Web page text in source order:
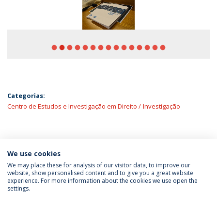
fiber_manual_record fiber_manual_record fiber_manual_record fiber_manual_record fiber_manual_record fiber_manual_record fiber_manual_record fiber_manual_record fiber_manual_record fiber_manual_record fiber_manual_record fiber_manual_record fiber_manual_record fiber_manual_record fiber_manual_record
Categorias:
Centro de Estudos e Investigação em Direito
Investigação
ÚLTIMAS NOTÍCIAS
Política de Privacidade
Termos & Condições
We use cookies
We may place these for analysis of our visitor data, to improve our
website, show personalised content and to give you a great website
experience. For more information about the cookies we use open the
settings.